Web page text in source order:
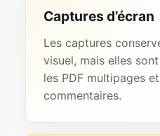
Captures d’écran
Les captures
visuel, mais elles
les PDF multipages
commentaires.